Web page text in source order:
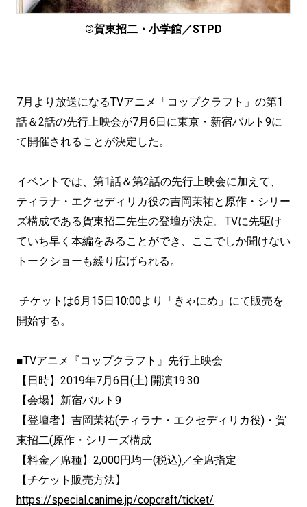
©賀東招二・小学館／STPD
7月より放送になるTVアニメ「コップクラフト」の第1
話＆2話の先行上映会が7月6日に東京・新宿バルト9に
て開催されることが決定した。
イベントでは、第1話＆第2話の先行上映会に加えて、
ティラナ・エクセディリカ役の吉岡茉祐と原作・シリー
ズ構成である賀東招二先生の登壇が決定。TVに先駆け
ていち早く本編をみることができ、ここでしか聞けない
トークショーも繰り広げられる。
チケットは6月15日10:00より「きゃにめ」にて販売を
開始する。
■TVアニメ『コップクラフト』先行上映会
【日時】2019年7月6日(土) 開演19:30
【会場】新宿バルト9
【登壇者】吉岡茉祐(ティラナ・エクセディリカ役)・賀
東招二(原作・シリーズ構成
【料金／席種】2,000円均一(税込)／全席指定
【チケット販売方法】
https://special.canime.jp/copcraft/ticket/